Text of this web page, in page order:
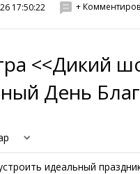
17:50:22 +
<<Дикий
День
идеальный